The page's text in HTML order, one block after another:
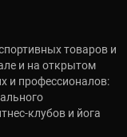
товаров и
и на открытом
и профессионалов:
клубов и йога